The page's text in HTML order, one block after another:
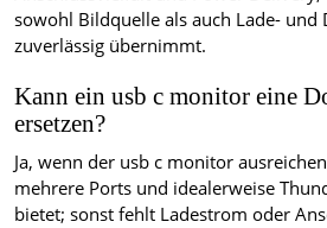
sowohl Bildquelle als auch Lade- und
zuverlässig übernimmt.
Kann ein usb c monitor eine
ersetzen?
Ja, wenn der usb c monitor
mehrere Ports und idealerweise
bietet; sonst fehlt Ladestrom oder